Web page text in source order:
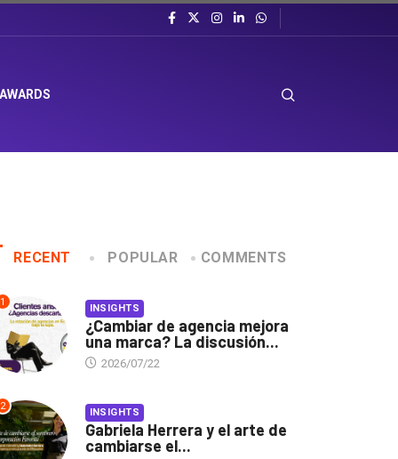
RECENT POPULAR COMMENTS
1 INSIGHTS
¿Cambiar de agencia mejora
una marca? La discusión...
2026/07/22
2 INSIGHTS
Gabriela Herrera y el arte de
cambiarse el...